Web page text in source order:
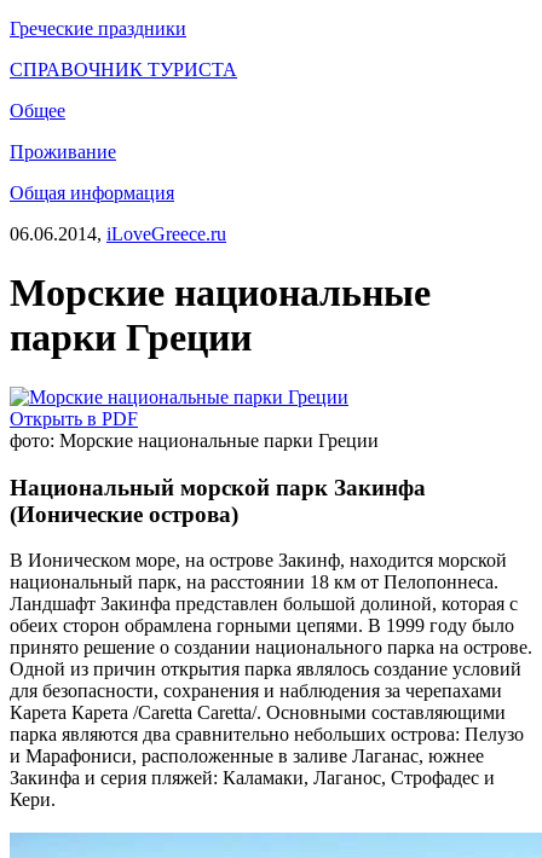
Греческие праздники
СПРАВОЧНИК ТУРИСТА
Общее
Проживание
Общая информация
06.06.2014, iLoveGreece.ru
Морские национальные
парки Греции
Открыть в PDF
фото: Морские национальные парки Греции
Национальный морской парк Закинфа
(Ионические острова)
В Ионическом море, на острове Закинф, находится морской
национальный парк, на расстоянии 18 км от Пелопоннеса.
Ландшафт Закинфа представлен большой долиной, которая с
обеих сторон обрамлена горными цепями. В 1999 году было
принято решение о создании национального парка на острове.
Одной из причин открытия парка являлось создание условий
для безопасности, сохранения и наблюдения за черепахами
Карета Карета /Caretta Caretta/. Основными составляющими
парка являются два сравнительно небольших острова: Пелузо
и Марафониси, расположенные в заливе Лаганас, южнее
Закинфа и серия пляжей: Каламаки, Лаганос, Строфадес и
Кери.